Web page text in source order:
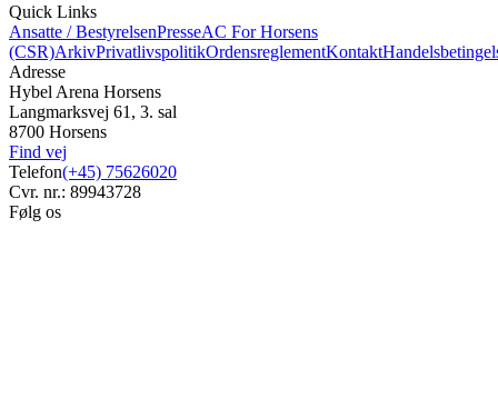
Quick Links
Ansatte / BestyrelsenPresseAC For Horsens
(CSR)ArkivPrivatlivspolitikOrdensreglementKontakt
Adresse
Hybel Arena Horsens
Langmarksvej 61, 3. sal
8700 Horsens
Find vej
Telefon(+45) 75626020
Cvr. nr.: 89943728
Følg os